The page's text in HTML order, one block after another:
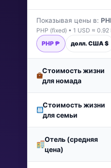
Показывая цены в:
PHP (fixed) • 1 USD ≈ 0.92
PHP ₱
долл. США $
Стоимость жизни
для номада
Стоимость жизни
для семьи
Отель (средняя
цена)